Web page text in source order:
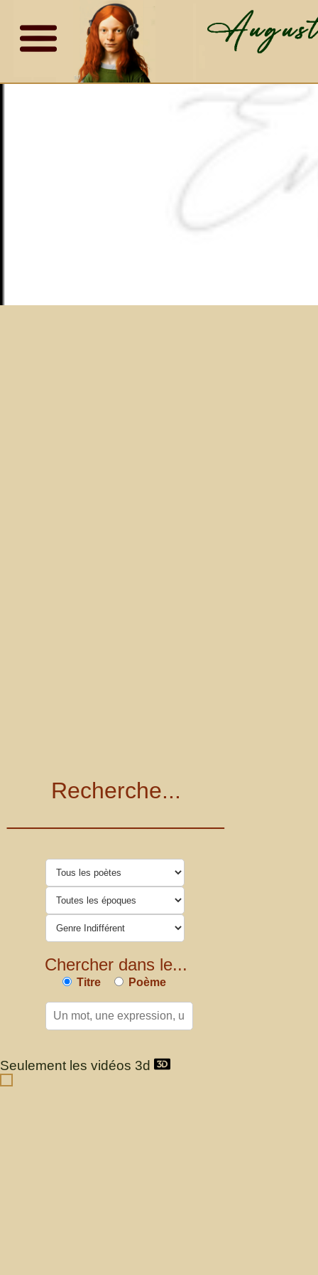
Recherche...
Chercher dans le...
Titre Poème
Seulement les vidéos 3d